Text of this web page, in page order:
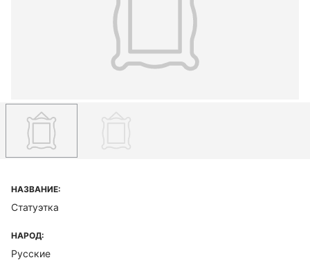
НАЗВАНИЕ:
Статуэтка
НАРОД:
Русские